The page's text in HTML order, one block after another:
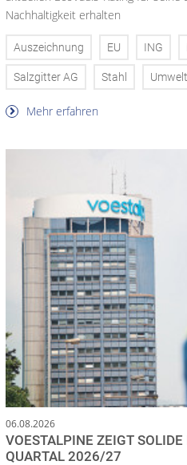
Nachhaltigkeit erhalten
Auszeichnung EU ING
Salzgitter AG Stahl Umwelt
Mehr erfahren
06.08.2026
VOESTALPINE ZEIGT
QUARTAL 2026/27